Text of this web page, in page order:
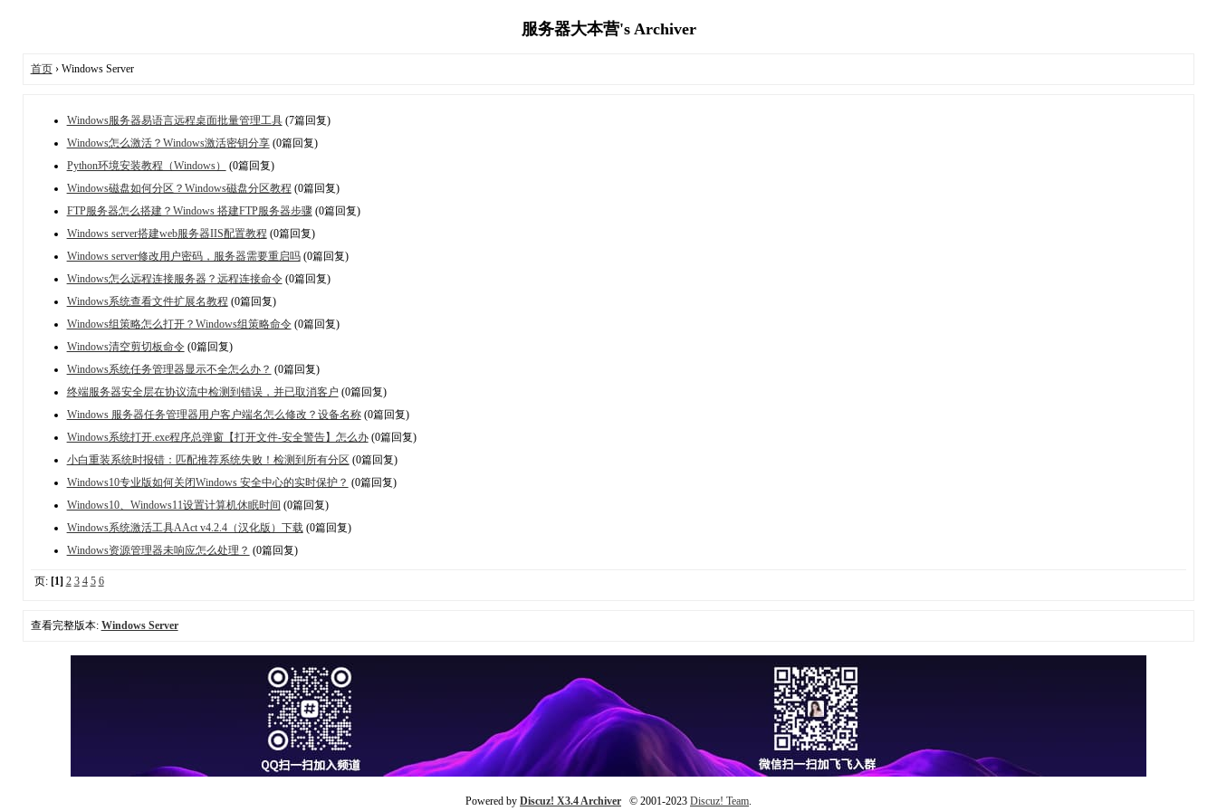
服务器大本营's Archiver
首页› Windows Server
Windows服务器易语言远程桌面批量管理工具(7篇回复)
Windows怎么激活？Windows激活密钥分享(0篇回复)
Python环境安装教程（Windows）
(0篇回复)
Windows磁盘如何分区？Windows磁盘分区教程 (0篇回复)
FTP服务器怎么搭建？Windows 搭建FTP服务器步骤(0篇回复)
Windows server搭建web服务器IIS配置教程 (0篇回复)
Windows server修改用户密码，服务器需要重启吗(0篇回复)
Windows怎么远程连接服务器？远程连接命令(0篇回复)
Windows系统查看文件扩展名教程 (0篇回复)
Windows组策略怎么打开？Windows组策略命令(0篇回复)
Windows清空剪切板命令(0篇回复)
Windows系统任务管理器显示不全怎么办？ (0篇回复)
终端服务器安全层在协议流中检测到错误，并已取消客户 (0篇回复)
Windows 服务器任务管理器用户客户端名怎么修改？设备名称(0篇回复)
Windows系统打开.exe程序总弹窗【打开文件-安全警告】怎么办(0篇回复)
小白重装系统时报错：匹配推荐系统失败！检测到所有分区 (0篇回复)
Windows10专业版如何关闭Windows 安全中心的实时保护？ (0篇回复)
Windows10、Windows11设置计算机休眠时间 (0篇回复)
Windows系统激活工具AAct v4.2.4（汉化版）下载(0篇回复)
Windows资源管理器未响应怎么处理？ (0篇回复)
页: [1] 2 3 4 5 6
查看完整版本: Windows Server
Powered by Discuz! X3.4 Archiver © 2001-2023 Discuz! Team.